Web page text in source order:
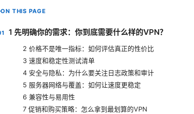
ON THIS PAGE
1 先明确你的需求：你到底需要什么样的VPN？
2 价格不是唯一指标：如何评估真正的性价比
3 速度和稳定性测试清单
4 安全与隐私：为什么要关注日志政策和审计
5 服务器网络与覆盖：如何让速度更稳定
6 兼容性与易用性
7 促销和购买策略：怎么拿到最划算的VPN